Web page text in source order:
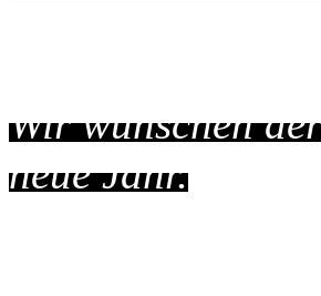
Wir wünschen
neue Jahr.